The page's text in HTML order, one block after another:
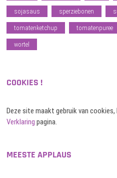
sojasaus sperziebonen
tomatenketchup tomatenpuree
wortel
COOKIES !
Deze site maakt gebruik van cookies,
Verklaring pagina.
MEESTE APPLAUS